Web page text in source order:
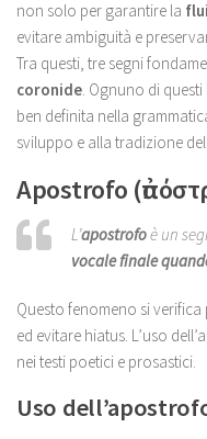
non solo per garantire la
evitare ambiguità e
Tra questi, tre segni
coronide . Ognuno di
ben definita nella
sviluppo e alla tradizione
Apostrofo
L’apostrofoè un
vocale finale
Questo fenomeno si
ed evitare hiatus. L’uso
nei testi poetici e prosastici.
Uso